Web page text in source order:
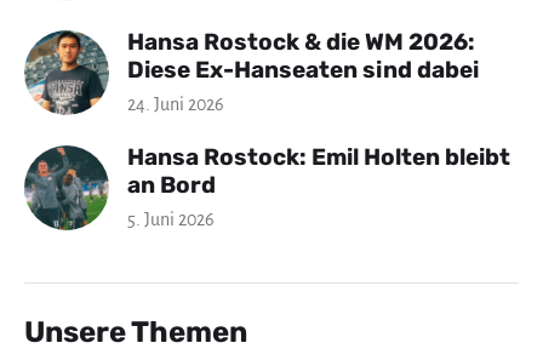
Hansa Rostock & die WM 2026:
Diese Ex-Hanseaten sind dabei
24. Juni 2026
Hansa Rostock: Emil Holten bleibt
an Bord
5. Juni 2026
Unsere Themen